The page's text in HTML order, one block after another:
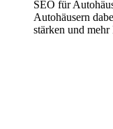
SEO für
Autohäusern
stärken und